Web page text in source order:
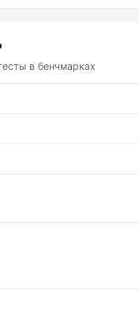
в бенчмарках